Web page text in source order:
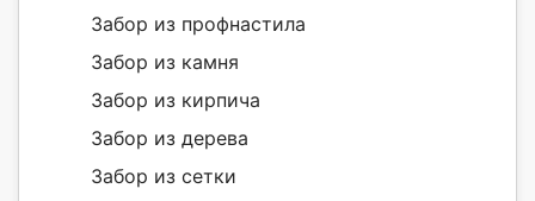
Забор из профнастила
Забор из камня
Забор из кирпича
Забор из дерева
Забор из сетки